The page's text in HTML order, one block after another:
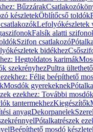
Bűzzárak
készletekÖblítőcső toldók
Lefolyókészletek
Falsík alatti
Szifon csatlakozó
bidékhez
Hegtoldatos karimák
szekrényhezPultra
Félig beépíthető
Mosdók gyerekeknek
ezekhez: További mosdók
tantermekhezKiegészítők
anyagDekorpanelek
Pótalkatrészek
Beépíthető mosdó